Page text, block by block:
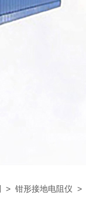
> 钳形接地电阻仪 >